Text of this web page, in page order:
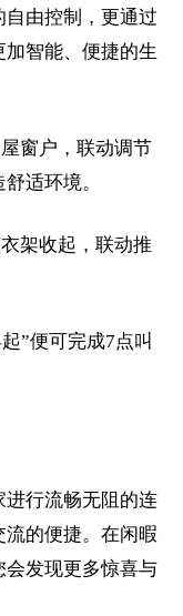
由控制，更通过
智能、便捷的生
窗户，联动调节
适环境。
架收起，联动推
”便可完成7点叫
行流畅无阻的连
的便捷。在闲暇
发现更多惊喜与